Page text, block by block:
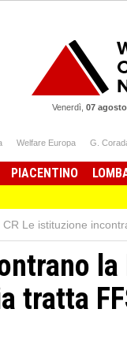
Venerdì, 07
Welfare Europa G.
PIACENTINO
CR Le istituzione
la
tratta